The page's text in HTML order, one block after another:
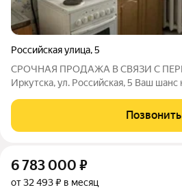
Российская улица,5
СРОЧНАЯ ПРОДАЖА В СВЯЗИ С
Иркутска, ул. Российская, 5 Ваш шанс на квартиру с душой!
Предлагаем уютную квартиру на 3
кирпичного дома. Здесь вас ждет
Позвонить
6 783 000 ₽
от 32 493 ₽ в месяц